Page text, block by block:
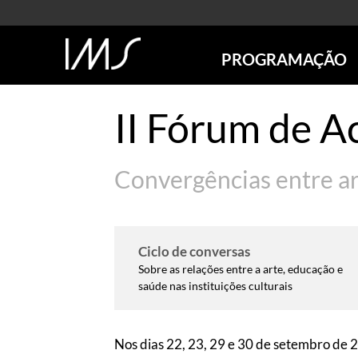
PROGRAMAÇÃO
SÃO PAULO
RIO DE JANEIRO
ONLINE
FUTURAS
ANTERIORES
II Fórum de
Convergências entre
Ciclo de conversas
Sobre as relações entre a arte, educação e
saúde nas instituições culturais
Nos dias 22, 23, 29 e 30 de setembro de